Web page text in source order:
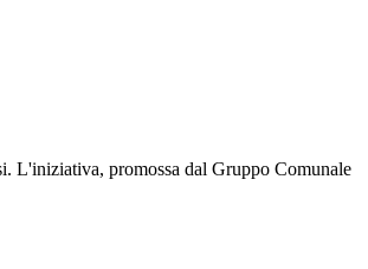
L'iniziativa, promossa dal Gruppo Comunale